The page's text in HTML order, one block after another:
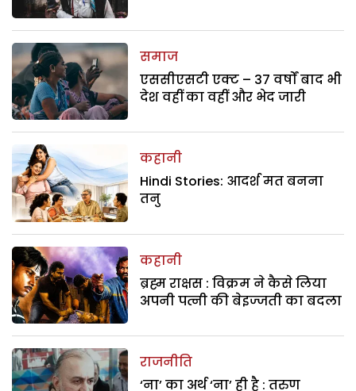
समाज
एससीएसटी एक्ट – 37 वर्षों बाद भी
देश वहीं का वहीं और भेद जारी
कहानी
Hindi Stories: आदर्श मत बनना
तनु
कहानी
ब्रह्म राक्षस : विक्रम ने कैसे लिया
अपनी पत्नी की बेइज्जती का बदला
राजनीति
‘ना’ का अर्थ ‘ना’ ही है : तरुण